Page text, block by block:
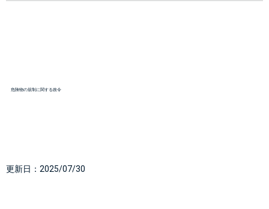
危険物の規制に関する政令
更新日： 2025/07/30